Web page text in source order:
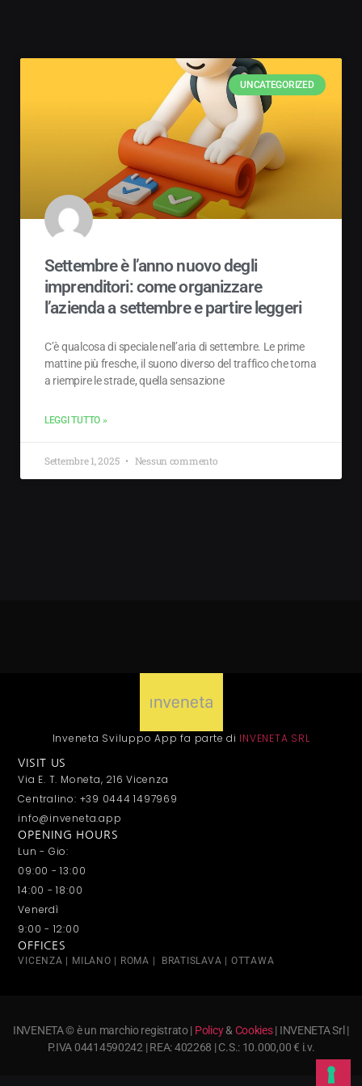
UNCATEGORIZED
Settembre è l’anno nuovo degli
imprenditori: come organizzare
l’azienda a settembre e partire leggeri
C’è qualcosa di speciale nell’aria di settembre. Le prime
mattine più fresche, il suono diverso del traffico che torna
a riempire le strade, quella sensazione
LEGGI TUTTO »
Settembre 1, 2025 Nessun commento
Inveneta Sviluppo App fa parte di INVENETA SRL
VISIT US
Via E. T. Moneta, 216 Vicenza
Centralino: +39 0444 1497969
info@inveneta.app
OPENING HOURS
Lun - Gio:
09:00 - 13:00
14:00 - 18:00
Venerdì
9:00 - 12:00
OFFICES
VICENZA | MILANO | ROMA | BRATISLAVA | OTTAWA
INVENETA © è un marchio registrato | Policy&Cookies| INVENETA Srl |
P.IVA 04414590242 | REA: 402268 | C.S.: 10.000,00 € i.v.